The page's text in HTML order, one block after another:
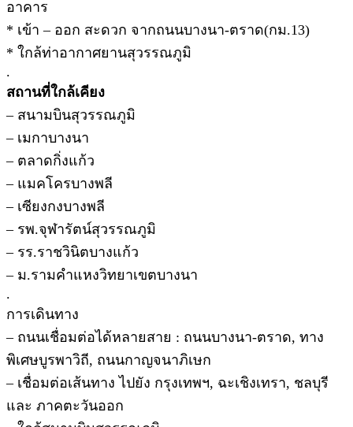
อาคาร
* เข้า – ออก สะดวก จากถนนบางนา-ตราด(กม.13)
* ใกล้ท่าอากาศยานสุวรรณภูมิ
.
สถานที่ใกล้เคียง
– สนามบินสุวรรณภูมิ
– เมกาบางนา
– ตลาดกิ่งแก้ว
– แมคโครบางพลี
– เซียงกงบางพลี
– รพ.จุฬารัตน์สุวรรณภูมิ
– รร.ราชวินิตบางแก้ว
– ม.รามคำแหงวิทยาเขตบางนา
.
การเดินทาง
– ถนนเชื่อมต่อได้หลายสาย : ถนนบางนา-ตราด, ทาง
พิเศษบูรพาวิถี, ถนนกาญจนาภิเษก
– เชื่อมต่อเส้นทาง ไปยัง กรุงเทพฯ, ฉะเชิงเทรา, ชลบุรี
และ ภาคตะวันออก